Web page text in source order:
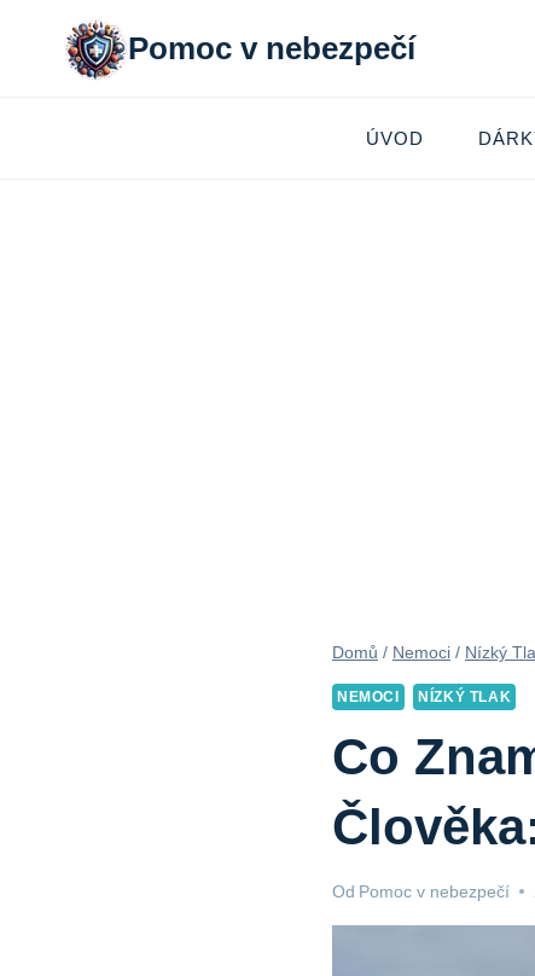
Pomoc v nebezpečí
ÚVOD
Domů / Nemoci / Nízký
NEMOCI NÍZKÝ TLAK
Co
Od Pomoc v nebezpečí